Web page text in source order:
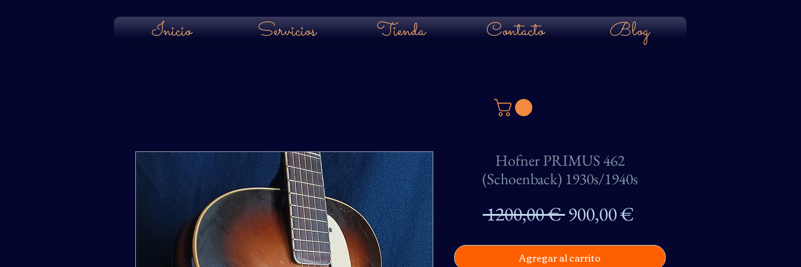
Inicio Servicios Tienda Contacto Blog
Hofner PRIMUS 462
(Schoenback) 1930s/1940s
1200,00 € Precio
900,00 €
oferta
Agregar al carrito